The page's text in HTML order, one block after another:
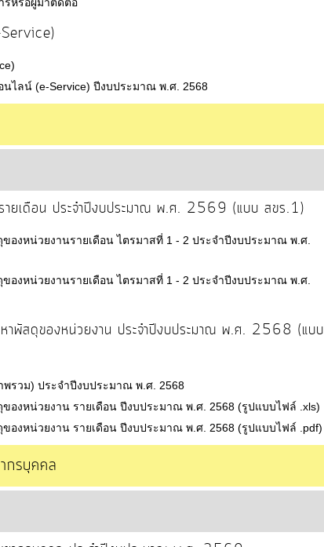
Service)
ไลน์ (e-Service) ปีงบประมาณ พ.ศ. 2568
ยเดือน ประจำปีงบประมาณ พ.ศ. 2569 (แบบ สขร.1)
องหน่วยงานรายเดือน ไตรมาสที่ 1 - 2 ประจำปีงบประมาณ พ.ศ.
องหน่วยงานรายเดือน ไตรมาสที่ 1 - 2 ประจำปีงบประมาณ พ.ศ.
าพัสดุของหน่วยงาน ประจำปีงบประมาณ พ.ศ. 2568 (แบบ
รวม) ประจำปีงบประมาณ พ.ศ. 2568
องหน่วยงาน รายเดือน ปีงบประมาณ พ.ศ. 2568 (รูปแบบไฟล์ .xls)
องหน่วยงาน รายเดือน ปีงบประมาณ พ.ศ. 2568 (รูปแบบไฟล์ .pdf)
กรบุคคล